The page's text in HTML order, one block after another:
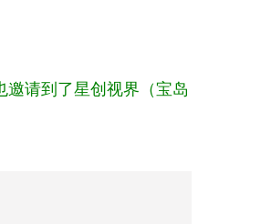
邀请到了星创视界（宝岛